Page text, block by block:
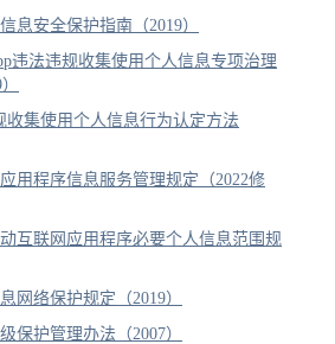
息安全保护指南（2019）
违法违规收集使用个人信息专项治理
收集使用个人信息行为认定方法
用程序信息服务管理规定（2022修
互联网应用程序必要个人信息范围规
网络保护规定（2019）
保护管理办法（2007）